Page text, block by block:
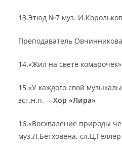
13.Этюд №7 муз.
Преподаватель
14.«Жил на свете
15.«У каждого свой
эст.н.п. —Хор «Лира»
16.«Восхваление природы
муз.Л.Бетховена,